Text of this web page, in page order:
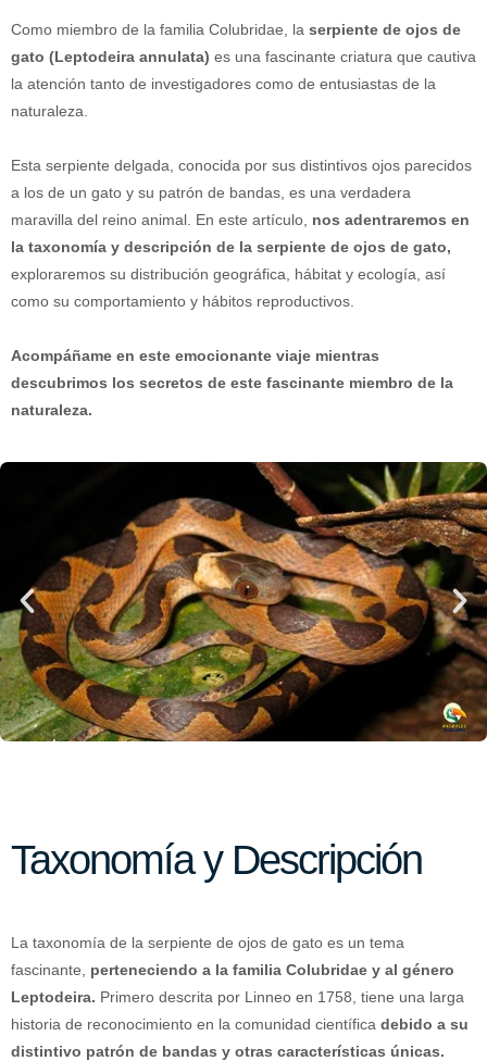
Como miembro de la familia Colubridae, la serpiente de ojos de
gato (Leptodeira annulata) es una fascinante criatura que cautiva
la atención tanto de investigadores como de entusiastas de la
naturaleza.
Esta serpiente delgada, conocida por sus distintivos ojos parecidos
a los de un gato y su patrón de bandas, es una verdadera
maravilla del reino animal. En este artículo, nos adentraremos en
la taxonomía y descripción de la serpiente de ojos de gato,
exploraremos su distribución geográfica, hábitat y ecología, así
como su comportamiento y hábitos reproductivos.
Acompáñame en este emocionante viaje mientras
descubrimos los secretos de este fascinante miembro de la
naturaleza.
Taxonomía y Descripción
La taxonomía de la serpiente de ojos de gato es un tema
fascinante, perteneciendo a la familia Colubridae y al género
Leptodeira. Primero descrita por Linneo en 1758, tiene una larga
historia de reconocimiento en la comunidad científica debido a su
distintivo patrón de bandas y otras características únicas.